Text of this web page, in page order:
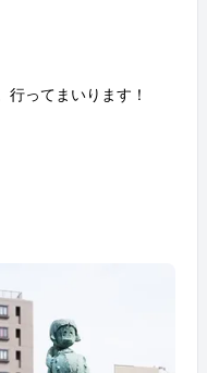
行ってまいります！